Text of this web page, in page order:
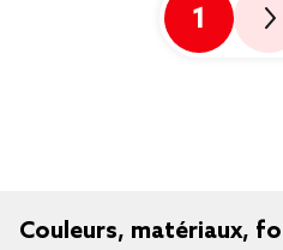
1
Couleurs, matériaux,